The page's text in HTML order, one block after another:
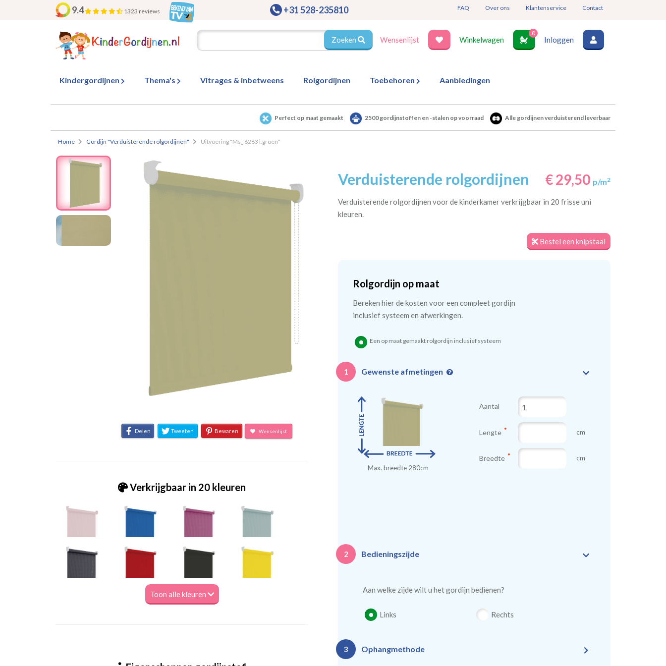
9.4 1323 reviews +31 528-235810 FAQ Over ons Klantenservice Contact
Zoeken Wensenlijst Winkelwagen
0
Inloggen
Kindergordijnen Thema's Vitrages & inbetweens Rolgordijnen Toebehoren Aanbiedingen
Perfect op maat gemaakt 2500 gordijnstoffen en -stalen op voorraad Alle gordijnen verduisterend leverbaar
Home Gordijn "Verduisterende rolgordijnen" Uitvoering "Ms_ 6283 l.groen"
Delen Tweeten Bewaren Wensenlijst
Verkrijgbaar in 20 kleuren
Toon alle kleuren
Verduisterende rolgordijnen € 29,50 p/m2
Verduisterende rolgordijnen voor de kinderkamer verkrijgbaar in 20 frisse uni
kleuren.
Bestel een knipstaal
Rolgordijn op maat
Bereken hier de kosten voor een compleet gordijn
inclusief systeem en afwerkingen.
Een op maat gemaakt rolgordijn inclusief systeem
1 Gewenste afmetingen
Max. breedte 280cm
Aantal
Lengte cm
Breedte cm
2 Bedieningszijde
Aan welke zijde wilt u het gordijn bedienen?
Links Rechts
3 Ophangmethode